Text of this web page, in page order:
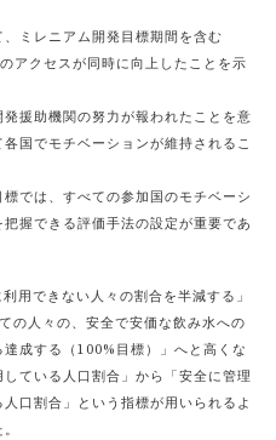
、ミレニアム開発目標期間を含む
アクセスが同時に向上したことを示
発援助機関の努力が報われたことを意
国でモチベーションが維持されるこ
では、すべての参加国のモチベーシ
握できる評価手法の設定が重要であ
用できない人々の割合を半減する」
の人々の、安全で安価な飲み水への
成する（100%目標）」へと高くな
ている人口割合」から「安全に管理
口割合」という指標が用いられるよ